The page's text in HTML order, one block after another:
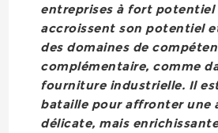
entreprises à fort potentiel
accroissent son potentiel
des domaines de
complémentaire, comme
fourniture industrielle. Il
bataille pour affronter une
délicate, mais